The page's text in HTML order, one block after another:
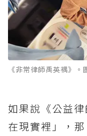
《非常律師禹英禑》
如果說《公益
在現實裡」，